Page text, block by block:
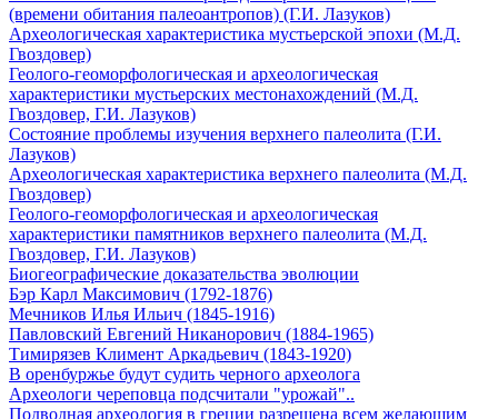
(времени обитания палеоантропов) (Г.И. Лазуков)
Археологическая характеристика мустьерской эпохи (М.Д.
Гвоздовер)
Геолого-геоморфологическая и археологическая
характеристики мустьерских местонахождений (М.Д.
Гвоздовер, Г.И. Лазуков)
Состояние проблемы изучения верхнего палеолита (Г.И.
Лазуков)
Археологическая характеристика верхнего палеолита (М.Д.
Гвоздовер)
Геолого-геоморфологическая и археологическая
характеристики памятников верхнего палеолита (М.Д.
Гвоздовер, Г.И. Лазуков)
Биогеографические доказательства эволюции
Бэр Карл Максимович (1792-1876)
Мечников Илья Ильич (1845-1916)
Павловский Евгений Никанорович (1884-1965)
Тимирязев Климент Аркадьевич (1843-1920)
В оренбуржье будут судить черного археолога
Археологи череповца подсчитали "урожай"..
Подводная археология в греции разрешена всем желающим